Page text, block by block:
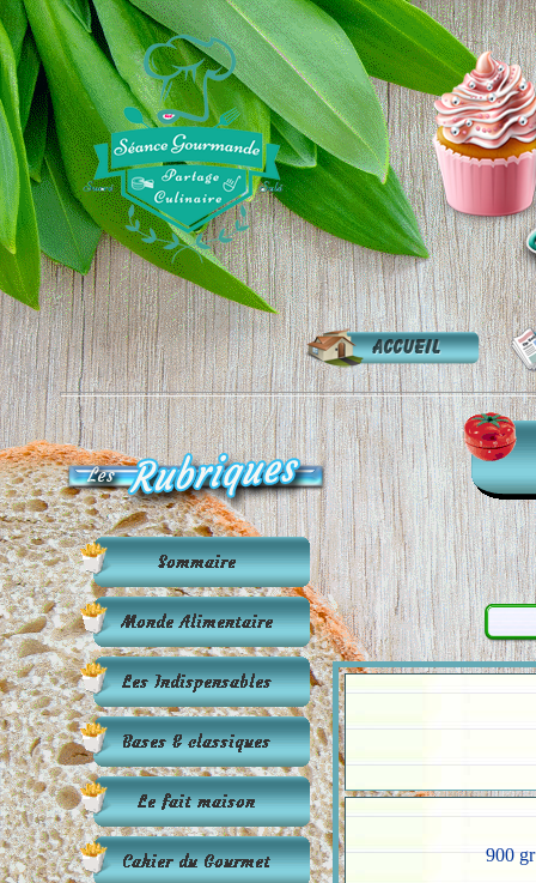
900